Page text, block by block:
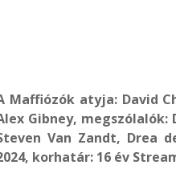
Maffiózók atyja: David
Gibney, megszólalók:
Van Zandt, Drea
korhatár: 16 év